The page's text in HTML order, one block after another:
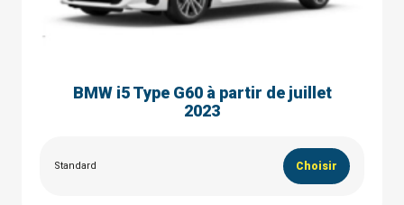
BMW i5 Type G60 à partir de juillet
2023
Standard Choisir